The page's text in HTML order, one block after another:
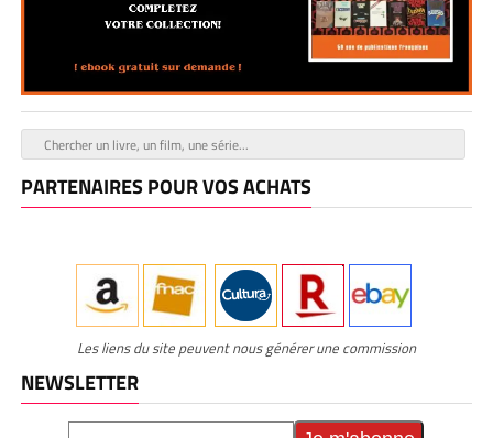
PARTENAIRES POUR VOS ACHATS
Les liens du site peuvent nous générer une commission
NEWSLETTER